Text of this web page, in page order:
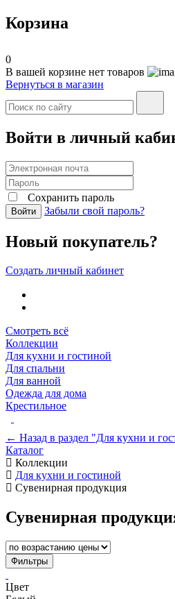
Корзина
0
В вашей корзине нет товаров
Вернуться в магазин
Войти в личный
Сохранить пароль
Войти Забыли свой пароль?
Новый покупатель?
Создать личный кабинет
Смотреть всё
Коллекции
Для кухни и гостиной
Для спальни
Для ванной
Одежда для дома
Крестильное
← Назад в раздел "Для кухни и
Каталог
Коллекции
Для кухни и гостиной
Сувенирная продукция
Сувенирная
Фильтры
Цвет